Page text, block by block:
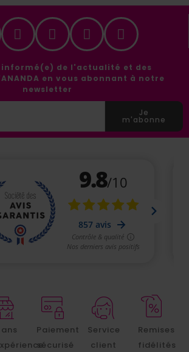
informé(e) de l'actualité et des
en vous abonnant à notre
newsletter
Je
m'abonne
Paiement
sécurisé
Service
client
Remises
fidélités